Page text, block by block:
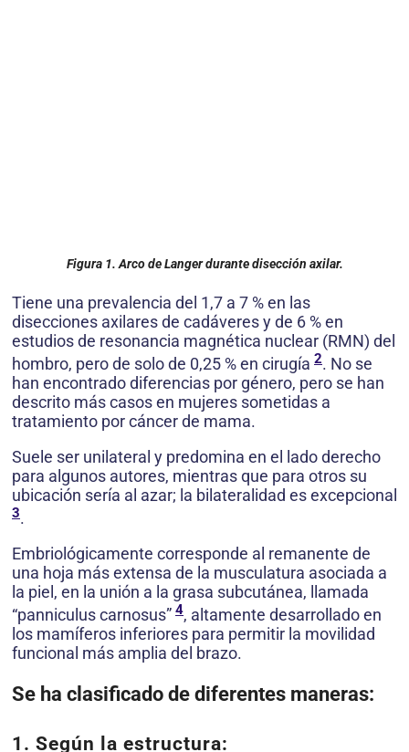
Figura 1. Arco de Langer durante disección axilar.
Tiene una prevalencia del 1,7 a 7 % en las
disecciones axilares de cadáveres y de 6 % en
estudios de resonancia magnética nuclear (RMN) del
hombro, pero de solo de 0,25 % en cirugía 2. No se
han encontrado diferencias por género, pero se han
descrito más casos en mujeres sometidas a
tratamiento por cáncer de mama.
Suele ser unilateral y predomina en el lado derecho
para algunos autores, mientras que para otros su
ubicación sería al azar; la bilateralidad es excepcional
3.
Embriológicamente corresponde al remanente de
una hoja más extensa de la musculatura asociada a
la piel, en la unión a la grasa subcutánea, llamada
“panniculus carnosus” 4, altamente desarrollado en
los mamíferos inferiores para permitir la movilidad
funcional más amplia del brazo.
Se ha clasificado de diferentes maneras:
1. Según la estructura: